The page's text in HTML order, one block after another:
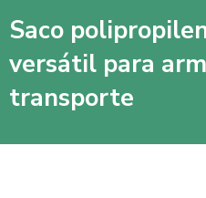
Saco
versátil para
transporte